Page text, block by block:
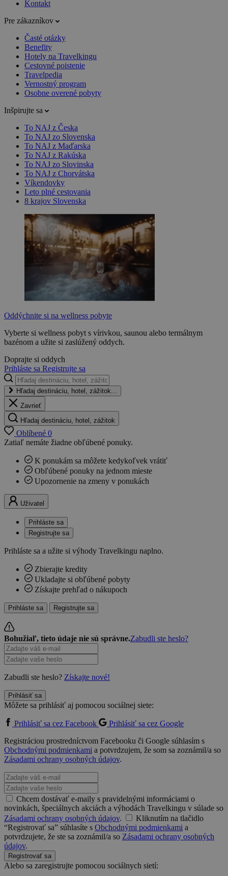
Kontakt
Pre zákazníkov
Časté otázky
Benefity
Hotely na Travelkingu
Cestovné poistenie
Travelpedia
Vernostný program
Osobne overené pobyty
Inšpirujte sa
To NAJ z Česka
To NAJ zo Slovenska
To NAJ z Maďarska
To NAJ z Rakúska
To NAJ zo Slovinska
To NAJ z Chorvátska
Víkendovky
Leto plné cestovania
8 krajov Slovenska
Oddýchnite si na wellness pobyte
Vyberte si wellness pobyt s vírivkou, saunou alebo termálnym
bazénom a užite si zaslúžený oddych.
Doprajte si oddych
Prihláste sa Registrujte sa
Hľadaj destináciu, hotel, zážitok...
Zavrieť
Hľadaj destináciu, hotel, zážitok
Oblíbené 0
Zatiaľ nemáte žiadne obľúbené ponuky.
K ponukám sa môžete kedykoľvek vrátiť
Obľúbené ponuky na jednom mieste
Upozornenie na zmeny v ponukách
Uživatel
Prihláste sa
Registrujte sa
Prihláste sa a užite si výhody Travelkingu naplno.
Zbierajte kredity
Ukladajte si obľúbené pobyty
Získajte prehľad o nákupoch
Prihláste sa Registrujte sa
Bohužiaľ, tieto údaje nie sú správne.Zabudli ste heslo?
Zabudli ste heslo? Získajte nové!
Prihlásiť sa
Môžete sa prihlásiť aj pomocou sociálnej siete:
Prihlásiť sa cez Facebook
Prihlásiť sa cez Google
Registráciou prostredníctvom Facebooku či Google súhlasím s
Obchodnými podmienkami a potvrdzujem, že som sa zoznámil/a so
Zásadami ochrany osobných údajov.
Chcem dostávať e-maily s pravidelnými informáciami o
novinkách, špeciálnych akciách a výhodách Travelkingu v súlade so
Zásadami ochrany osobných údajov.
Kliknutím na tlačidlo
“Registrovať sa” súhlasíte s Obchodnými podmienkami a
potvrdzujete, že ste sa zoznámil/a so Zásadami ochrany osobných
údajov.
Registrovať sa
Alebo sa zaregistrujte pomocou sociálnych sietí: